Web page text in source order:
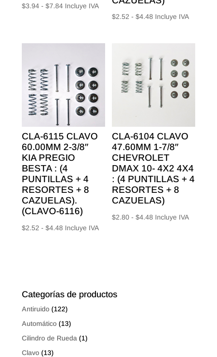
$3.94 - $7.84Rango
desde
hasta
$7.84
Incluye IVA
$2.52 - $4.48 Rango
$2.52
hasta
$4.48
Incluye IVA
CLA-6115 CLAVO
60.00MM 2-3/8″
KIA PREGIO
BESTA : (4
PUNTILLAS + 4
RESORTES + 8
CAZUELAS).
(CLAVO-6116)
$2.52 - $4.48Rango
hasta
Incluye IVA
CLA-6104 CLAVO
47.60MM 1-7/8″
CHEVROLET
DMAX 10- 4X2 4X4
: (4 PUNTILLAS + 4
RESORTES + 8
CAZUELAS)
$2.80 - $4.48 Rango
Incluye IVA
Categorías de productos
Antiruido (122)
Automático (13)
Cilindro de Rueda (1)
Clavo (13)